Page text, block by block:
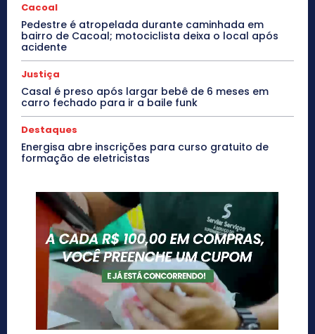
Cacoal
Pedestre é atropelada durante caminhada em
bairro de Cacoal; motociclista deixa o local após
acidente
Justiça
Casal é preso após largar bebê de 6 meses em
carro fechado para ir a baile funk
Destaques
Energisa abre inscrições para curso gratuito de
formação de eletricistas